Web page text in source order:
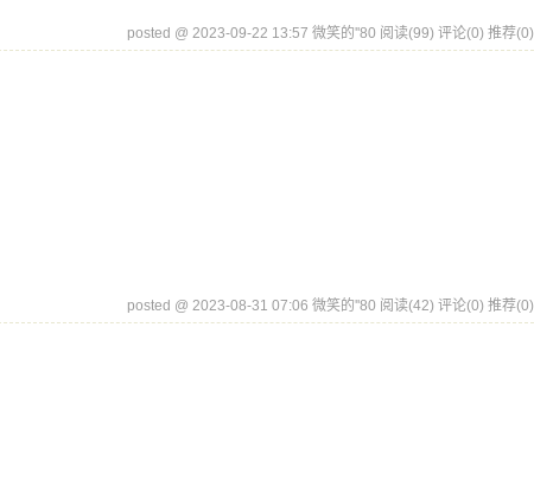
posted @ 2023-09-22 13:57 微笑的''80 阅读(99) 评论(0) 推荐(0)
posted @ 2023-08-31 07:06 微笑的''80 阅读(42) 评论(0) 推荐(0)